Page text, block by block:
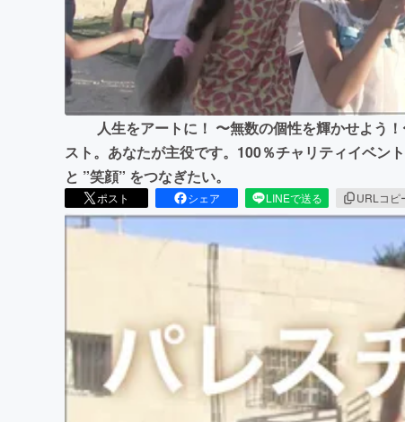
人生をアートに！ 〜無数の個性を輝かせよう！
スト。あなたが主役です。100％チャリティイベン
と ”笑顔” をつなぎたい。
ポスト シェア LINEで送る URLコピ